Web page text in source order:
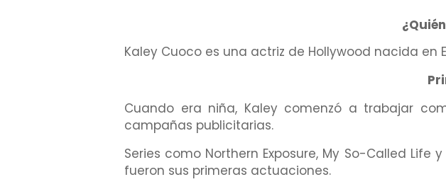
Kaley Cuoco es una actriz de Hollywood nacida en
Cuando era niña, Kaley comenzó a trabajar
campañas publicitarias.
Series como Northern Exposure, My So-Called
fueron sus primeras actuaciones.